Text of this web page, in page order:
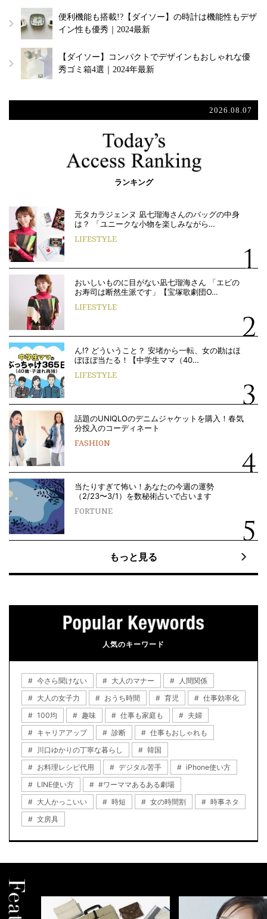
便利機能も搭載!?【ダイソー】の時計は機能性もデザ
イン性も優秀｜2024最新
【ダイソー】コンパクトでデザインもおしゃれな優
秀ゴミ箱4選｜2024年最新
2026.08.07
ランキング
元タカラジェンヌ 凪七瑠海さんのバッグの中身
は？ 「ユニークな小物を楽しみながら…
LIFESTYLE
おいしいものに目がない凪七瑠海さん 「エビの
お寿司は断然生派です」【宝塚歌劇団O…
LIFESTYLE
ん!? どういうこと？ 安堵から一転、女の勘はほ
ぼほぼ当たる！【中学生ママ（40…
LIFESTYLE
話題のUNIQLOのデニムジャケットを購入！春気
分投入のコーディネート
FASHION
当たりすぎて怖い！あなたの今週の運勢
（2/23〜3/1）を数秘術占いで占います
FORTUNE
もっと見る
人気のキーワード
今さら聞けない 大人のマナー
人間関係
大人の女子力
おうち時間 育児
仕事効率化
100均
趣味 仕事も家庭も
夫婦
キャリアアップ
診断
仕事もおしゃれも
川口ゆかりの丁寧な暮らし
韓国
お料理レシピ代用
デジタル苦手
iPhone使い方
LINE使い方
#ワーママあるある劇場
大人かっこいい
時短 女の時間割
時事ネタ
文房具